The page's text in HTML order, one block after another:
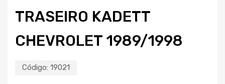
TRASEIRO KADETT
CHEVROLET 1989/1998
Código: 19021